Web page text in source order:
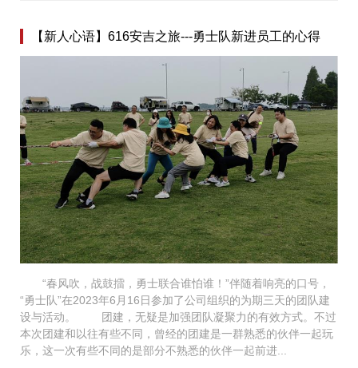
【新人心语】616安吉之旅---勇士队新进员工的心得
“春风吹，战鼓擂，勇士联合谁怕谁！”伴随着响亮的口号，
“勇士队”在2023年6月16日参加了公司组织的为期三天的团队建
设与活动。 团建，无疑是加强团队凝聚力的有效方式。不过
本次团建和以往有些不同，曾经的团建是一群熟悉的伙伴一起玩
乐，这一次有些不同的是部分不熟悉的伙伴一起前进...